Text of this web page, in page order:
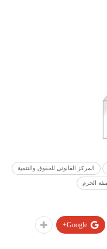
المركز القانوني للحقوق والتنمية
الحزم
Google+